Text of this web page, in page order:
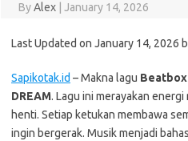
ByAlex January 14, 2026
Last Updated on January 14, 2026
Sapikotak.id – Makna lagu Beatbox
DREAM. Lagu ini merayakan
henti. Setiap ketukan membawa
ingin bergerak. Musik menjadi